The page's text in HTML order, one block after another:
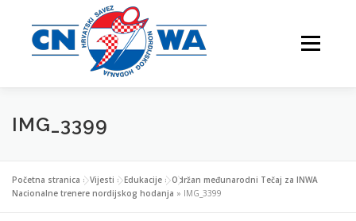
sadržaj
Izbornik
NATJECANJA
IMG_3399
Početna stranica »Vijesti »Edukacije »Održan međunarodni Tečaj za INWA
Nacionalne trenere nordijskog hodanja » IMG_3399